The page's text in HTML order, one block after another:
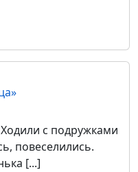
с подружками
повеселились.
[...]